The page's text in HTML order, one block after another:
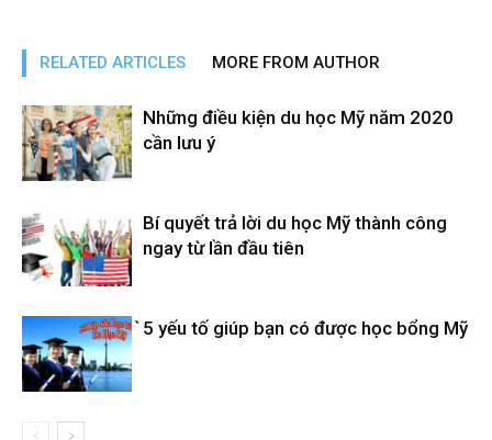
RELATED ARTICLES MORE FROM AUTHOR
Những điều kiện du học Mỹ năm 2020
cần lưu ý
Bí quyết trả lời du học Mỹ thành công
ngay từ lần đầu tiên
̀5 yếu tố giúp bạn có được học bổng Mỹ